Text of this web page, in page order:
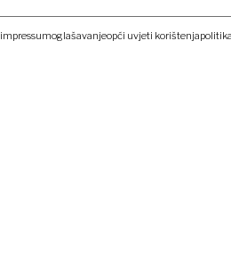
impressumoglašavanjeopći uvjeti korištenja